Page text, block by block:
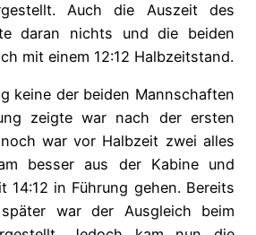
Auch die Auszeit des
daran nichts und die beiden
mit einem 12:12 Halbzeitstand.
keine der beiden Mannschaften
zeigte war nach der ersten
war vor Halbzeit zwei alles
besser aus der Kabine und
14:12 in Führung gehen. Bereits
war der Ausgleich beim